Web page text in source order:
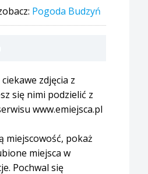
Pogoda Budzyń
zdjęcia z
się nimi podzielić z
www.emiejsca.pl
miejscowość, pokaż
miejsca w
Pochwal się